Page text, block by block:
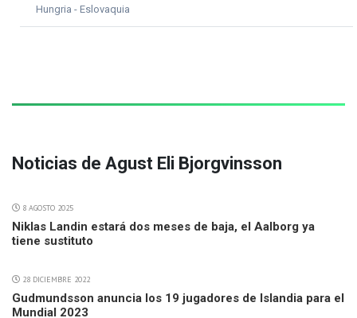
Hungria - Eslovaquia
Noticias de Agust Eli Bjorgvinsson
8 AGOSTO 2025
Niklas Landin estará dos meses de baja, el Aalborg ya
tiene sustituto
28 DICIEMBRE 2022
Gudmundsson anuncia los 19 jugadores de Islandia para el
Mundial 2023